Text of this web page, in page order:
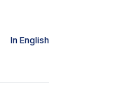
In English